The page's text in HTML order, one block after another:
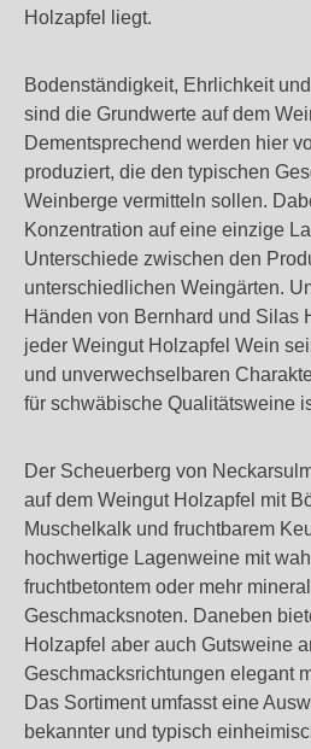
Holzapfel liegt.
Bodenständigkeit, Ehrlichkeit
sind die Grundwerte auf dem
Dementsprechend werden hier
produziert, die den typischen
Weinberge vermitteln sollen.
Konzentration auf eine einzige
Unterschiede zwischen den
unterschiedlichen Weingärten.
Händen von Bernhard und Silas
jeder Weingut Holzapfel Wein
und unverwechselbaren
für schwäbische Qualitätsweine
Der Scheuerberg von
auf dem Weingut Holzapfel mit
Muschelkalk und fruchtbarem
hochwertige Lagenweine mit
fruchtbetontem oder mehr
Geschmacksnoten. Daneben
Holzapfel aber auch Gutsweine
Geschmacksrichtungen elegant
Das Sortiment umfasst eine
bekannter und typisch